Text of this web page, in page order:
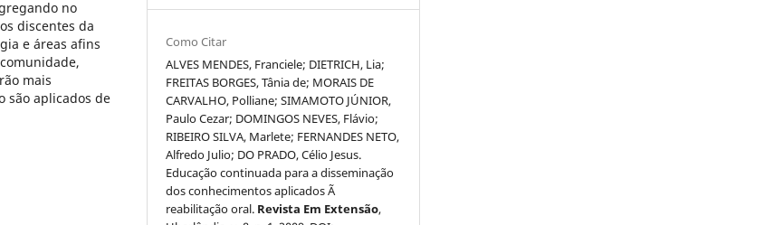
no
discentes da
e áreas afins
mais
são aplicados de
Como Citar
ALVES MENDES, Franciele; DIETRICH, Lia;
FREITAS BORGES, Tânia de; MORAIS DE
CARVALHO, Polliane; SIMAMOTO JÚNIOR,
Paulo Cezar; DOMINGOS NEVES, Flávio;
RIBEIRO SILVA, Marlete; FERNANDES NETO,
Alfredo Julio; DO PRADO, Célio Jesus.
Educação continuada para a disseminação
dos conhecimentos aplicados Ã
reabilitação oral. Revista Em Extensão,